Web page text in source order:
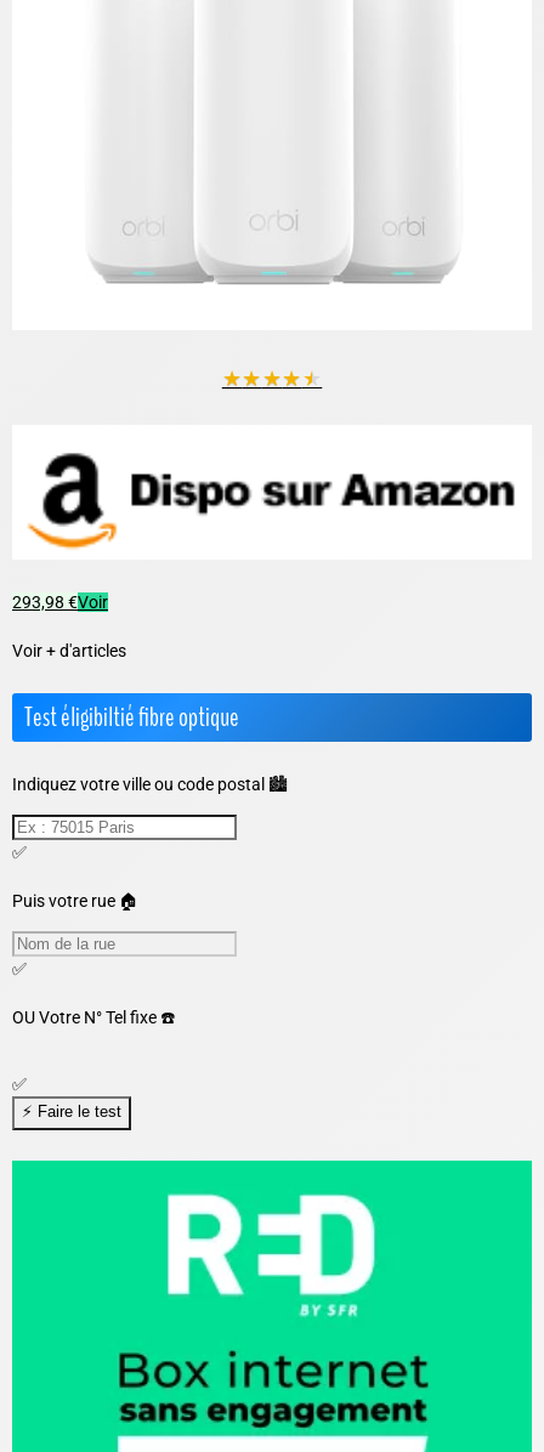
★★★★★
293,98 €Voir
Voir + d'articles
Test éligibiltié fibre optique
Indiquez votre ville ou code postal 🏙️
✅
Puis votre rue 🏠
✅
OUVotre N° Tel fixe ☎️
✅